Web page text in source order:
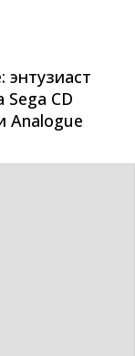
энтузиаст
CD
Analogue